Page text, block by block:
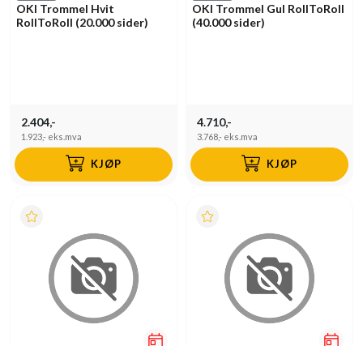
OKI Trommel Hvit
RollToRoll (20.000 sider)
2.404,-
1.923,- eks.mva
KJØP
OKI Trommel Gul RollToRoll
(40.000 sider)
4.710,-
3.768,- eks.mva
KJØP